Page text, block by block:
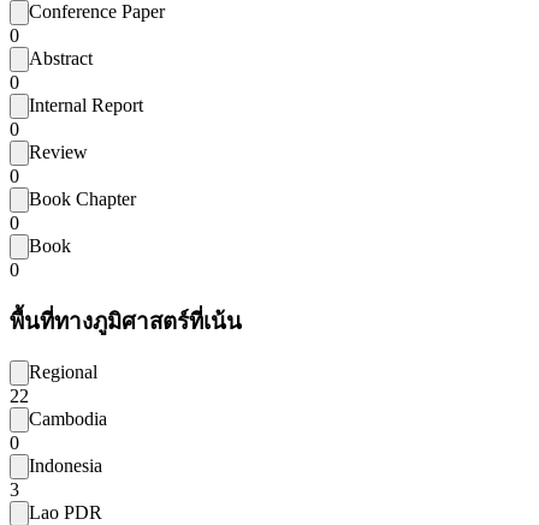
Conference Paper
0
Abstract
0
Internal Report
0
Review
0
Book Chapter
0
Book
0
พื้นที่ทางภูมิศาสตร์ที่เน้น
Regional
22
Cambodia
0
Indonesia
3
Lao PDR